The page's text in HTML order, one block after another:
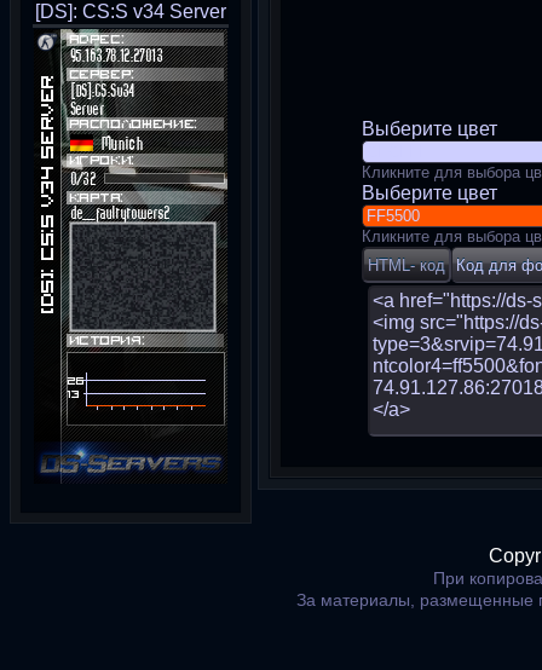
[DS]: CS:S v34 Server
Выберите цвет
Кликните для выбора
Выберите цвет
Кликните для выбора
При
За материалы, размещенные